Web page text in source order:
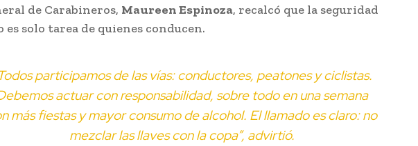
de Carabineros, Maureen Espinoza, recalcó que la seguridad
es solo tarea de quienes conducen.
participamos de las vías: conductores, peatones y ciclistas.
actuar con responsabilidad, sobre todo en una semana
más fiestas y mayor consumo de alcohol. El llamado es claro: no
mezclar las llaves con la copa”, advirtió.